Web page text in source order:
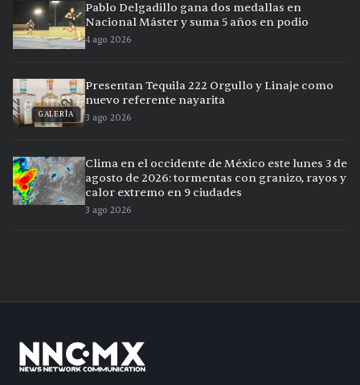
Pablo Delgadillo gana dos medallas en
Nacional Máster y suma 5 años en podio
4 ago 2026
GALERÍA
Presentan Tequila 222 Orgullo y Linaje como
nuevo referente nayarita
3 ago 2026
Clima en el occidente de México este lunes 3 de
agosto de 2026: tormentas con granizo, rayos y
calor extremo en 9 ciudades
3 ago 2026